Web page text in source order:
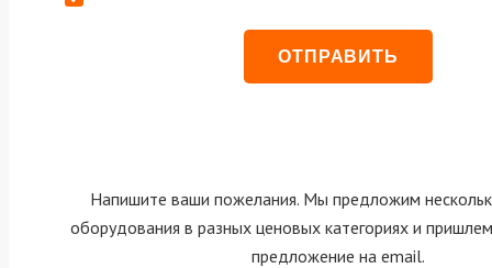
Напишите ваши пожелания. Мы предложим
оборудования в разных ценовых категориях и
предложение на email.